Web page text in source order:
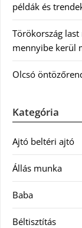
példák és
Törökország
mennyibe kerül
Olcsó
Kategória
Ajtó beltéri ajtó
Állás munka
Baba
Béltisztítás